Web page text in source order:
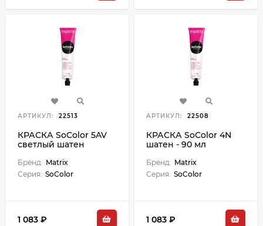
АРТИКУЛ: 22513
КРАСКА SoColor 5AV
светлый шатен
перламутровый - 90
мл
Бренд: Matrix
Серия: SoColor
1 083 ₽
АРТИКУЛ: 22508
КРАСКА SoColor 4N
шатен - 90 мл
Бренд: Matrix
Серия: SoColor
1 083 ₽